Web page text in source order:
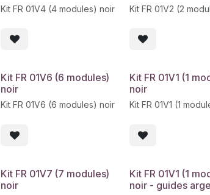
Kit FR 01V4 (4 modules) noir Kit FR 01V2 (2
Kit FR 01V6 (6 modules)
noir
Kit FR 01V6 (6 modules) noir
Kit FR 01V1 (1
noir
Kit FR 01V1 (1
Kit FR 01V7 (7 modules)
noir
Kit FR 01V1 (1
noir - guides